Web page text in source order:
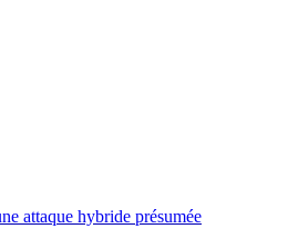
attaque hybride présumée